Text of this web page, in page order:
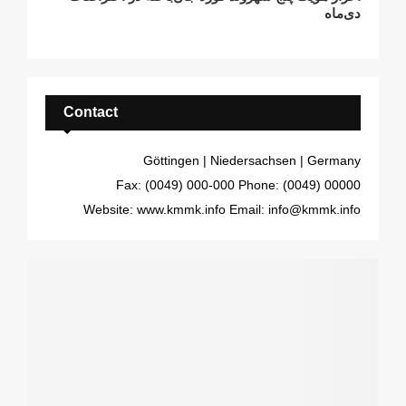
دی‌ماه
Contact
Göttingen | Niedersachsen | Germany
Phone: (0049) 00000
Fax: (0049) 000-000
Email: info@kmmk.info
Website: www.kmmk.info